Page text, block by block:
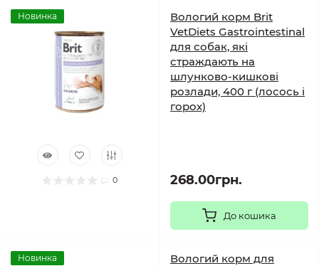
Новинка
0
Вологий корм Brit
VetDiets Gastrointestinal
для собак, які
страждають на
шлунково-кишкові
розлади, 400 г (лосось і
горох)
268.00грн.
До кошика
Новинка
Вологий корм для